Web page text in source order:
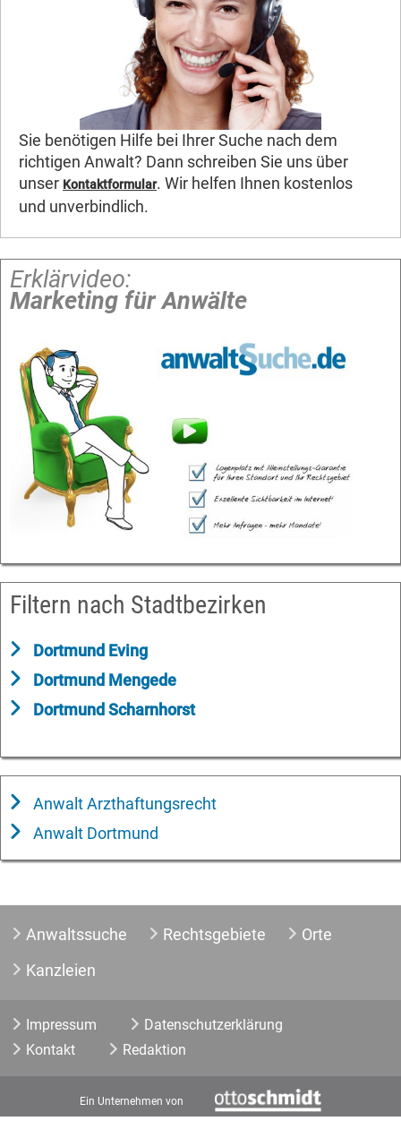
Sie benötigen Hilfe bei Ihrer Suche nach dem
richtigen Anwalt? Dann schreiben Sie uns über
unser Kontaktformular. Wir helfen Ihnen kostenlos
und unverbindlich.
Erklärvideo:
Marketing für Anwälte
Filtern nach Stadtbezirken
Dortmund Eving
Dortmund Mengede
Dortmund Scharnhorst
Anwalt Arzthaftungsrecht
Anwalt Dortmund
Anwaltssuche Rechtsgebiete
Orte
Kanzleien
Impressum
Datenschutzerklärung
Kontakt
Redaktion
Ein Unternehmen von